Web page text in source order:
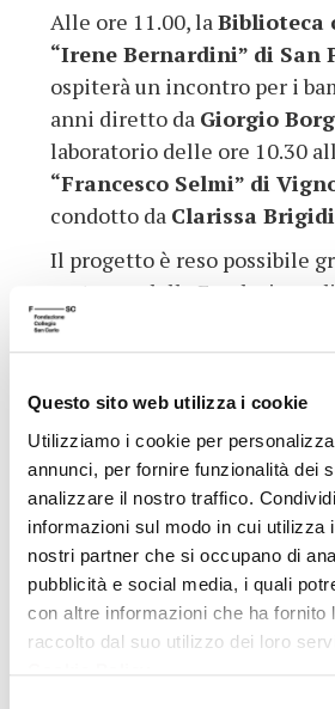
Questo sito web utilizza i cookie
Utilizziamo i cookie per
annunci, per fornire funzionalità dei
analizzare il nostro traffico.
informazioni sul modo in cui utilizza
nostri partner che si occupano di
pubblicità e social media, i quali
con altre informazioni che ha fornito
raccolto dal suo utilizzo dei loro
Alle ore 11.00, laBiblioteca
“Irene Bernardini” di San
ospiterà un incontro per i
anni diretto da Giorgio
laboratorio delle ore 10.30
“Francesco Selmi” di
condotto da Clarissa Brigidi
Il progetto è reso possibile
sostegno della Fondazione
collaborazione con il Polo
Modenese.
L’accesso ai laboratori è
prenotazione presso le
istituti che ospitano gli
Scarica il programma 2025
Filosofia con i bambini
Torna all'archivio delle